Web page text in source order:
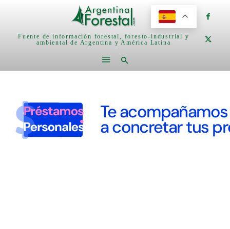
Fuente de información forestal, foresto-industrial y
ambiental de Argentina y América Latina